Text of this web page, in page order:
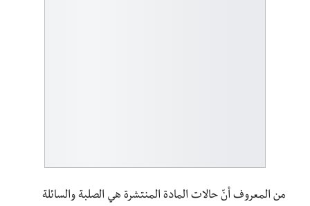
من المعروف أنّ حالات المادة المنتشرة هي الصلبة والسائلة